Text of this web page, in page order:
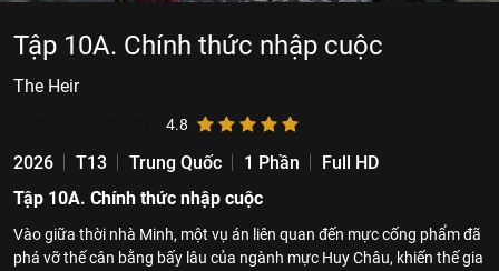
Tập 10A. Chính thức nhập cuộc
The Heir
4.8
2026 T13 Trung Quốc 1 Phần
Full HD
Tập 10A. Chính thức nhập cuộc
Vào giữa thời nhà Minh, một vụ án liên quan đến mực cống phẩm đã
phá vỡ thế cân bằng bấy lâu của ngành mực Huy Châu, khiến thế gia